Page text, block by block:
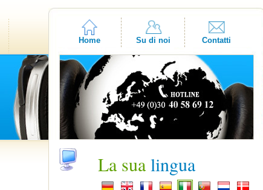
Home Su di noi Contatti
La sualingua